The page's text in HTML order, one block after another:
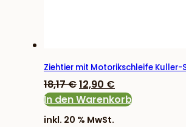
Ziehtier mit Motorikschleife Kuller-
18,17€Ursprünglicher
Preis
war:
12,90 €Aktueller
Preis
In den Warenkorb
inkl. 20 % MwSt.